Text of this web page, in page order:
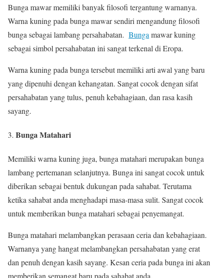
Bunga mawar memiliki banyak filosofi tergantung warnanya.
Warna kuning pada bunga mawar sendiri mengandung filosofi
bunga sebagai lambang persahabatan. Bunga mawar kuning
sebagai simbol persahabatan ini sangat terkenal di Eropa.
Warna kuning pada bunga tersebut memiliki arti awal yang baru
yang dipenuhi dengan kehangatan. Sangat cocok dengan sifat
persahabatan yang tulus, penuh kebahagiaan, dan rasa kasih
sayang.
Bunga Matahari
Memiliki warna kuning juga, bunga matahari merupakan bunga
lambang pertemanan selanjutnya. Bunga ini sangat cocok untuk
diberikan sebagai bentuk dukungan pada sahabat. Terutama
ketika sahabat anda menghadapi masa-masa sulit. Sangat cocok
untuk memberikan bunga matahari sebagai penyemangat.
Bunga matahari melambangkan perasaan ceria dan kebahagiaan.
Warnanya yang hangat melambangkan persahabatan yang erat
dan penuh dengan kasih sayang. Kesan ceria pada bunga ini akan
memberikan semangat baru pada sahabat anda.